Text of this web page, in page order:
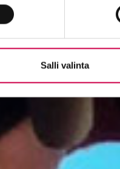
Salli valinta